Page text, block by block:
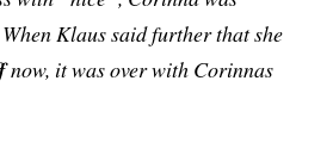
Klaus said further that she
now, it was over with Corinnas